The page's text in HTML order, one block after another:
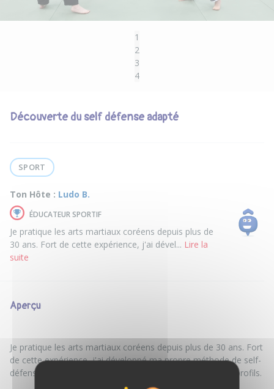
1
2
3
4
Découverte du self défense adapté
SPORT
Ton Hôte : Ludo B.
ÉDUCATEUR SPORTIF
Je pratique les arts martiaux coréens depuis plus de
30 ans. Fort de cette expérience, j'ai dével... Lire la
suite
Aperçu
Je pratique les arts martiaux coréens depuis plus de 30 ans. Fort
de cette expérience, j'ai développé ma propre méthode de self-
défense adaptée, pensée pour être accessible à tous les profils.